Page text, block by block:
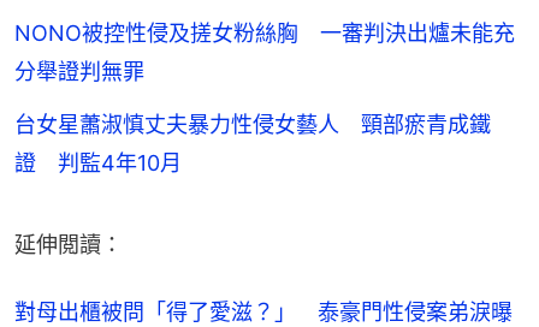
NONO被控性侵及搓女粉絲胸 一審判決出爐未能充
分舉證判無罪
台女星蕭淑慎丈夫暴力性侵女藝人 頸部瘀青成鐵
證 判監4年10月
延伸閲讀：
對母出櫃被問「得了愛滋？」　泰豪門性侵案弟淚曝